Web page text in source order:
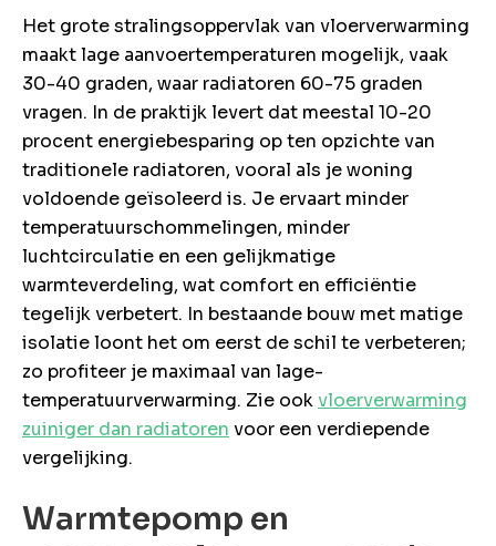
Het grote stralingsoppervlak van vloerverwarming
maakt lage aanvoertemperaturen mogelijk, vaak
30-40 graden, waar radiatoren 60-75 graden
vragen. In de praktijk levert dat meestal 10-20
procent energiebesparing op ten opzichte van
traditionele radiatoren, vooral als je woning
voldoende geïsoleerd is. Je ervaart minder
temperatuurschommelingen, minder
luchtcirculatie en een gelijkmatige
warmteverdeling, wat comfort en efficiëntie
tegelijk verbetert. In bestaande bouw met matige
isolatie loont het om eerst de schil te verbeteren;
zo profiteer je maximaal van lage-
temperatuurverwarming. Zie ookvloerverwarming
zuiniger dan radiatoren voor een verdiepende
vergelijking.
Warmtepomp en